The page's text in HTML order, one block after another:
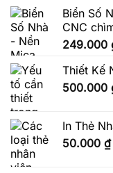
Biển Số
CNC
249.000
Thiết Kế
500.000
In Thẻ
50.000 ₫